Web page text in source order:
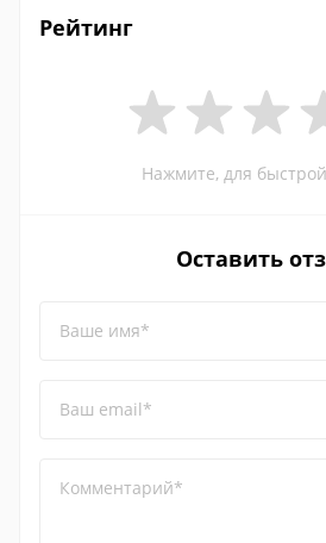
Рейтинг
Нажмите, для
Оставить
Ваше имя*
Ваш email*
Комментарий*